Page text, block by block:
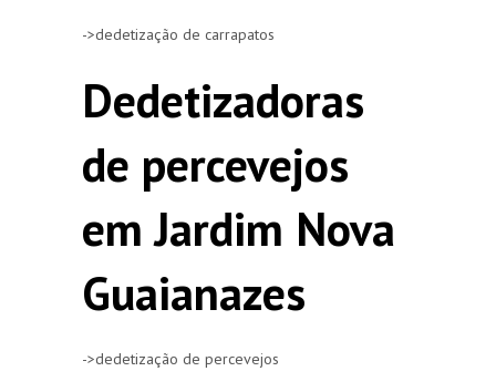
->dedetização de carrapatos
Dedetizadoras
de percevejos
em Jardim Nova
Guaianazes
->dedetização de percevejos